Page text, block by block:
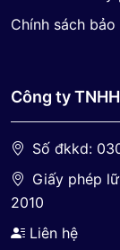
Chính sách
Công ty
Số đkkd:
Giấy phép
2010
Liên hệ